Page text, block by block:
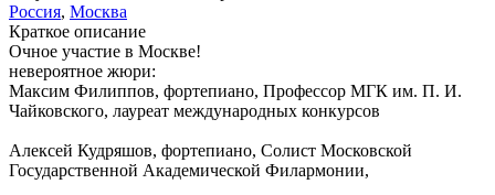
Россия, Москва
Краткое описание
Очное участие в Москве!
невероятное жюри:
Максим Филиппов, фортепиано, Профессор МГК им. П. И.
Чайковского, лауреат международных конкурсов
Алексей Кудряшов, фортепиано, Солист Московской
Государственной Академической Филармонии,